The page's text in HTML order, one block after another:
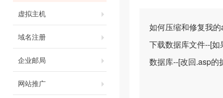
虚拟主机
域名注册
企业邮局
网站推广
如何压缩和修复我
下载数据库文件--[
数据库--[改回.asp的